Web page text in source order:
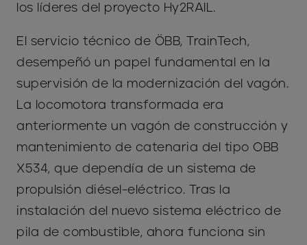
los líderes del proyecto Hy2RAIL.
El servicio técnico de ÖBB, TrainTech,
desempeñó un papel fundamental en la
supervisión de la modernización del vagón.
La locomotora transformada era
anteriormente un vagón de construcción y
mantenimiento de catenaria del tipo OBB
X534, que dependía de un sistema de
propulsión diésel-eléctrico. Tras la
instalación del nuevo sistema eléctrico de
pila de combustible, ahora funciona sin